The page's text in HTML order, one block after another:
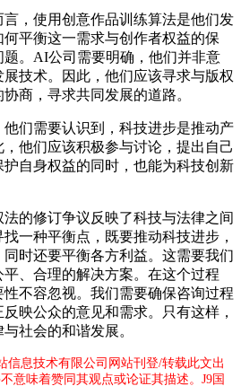
，使用创意作品训练算法是他们发
平衡这一需求与创作者权益的保
。AI公司需要明确，他们并非意
技术。因此，他们应该寻求与版权
商，寻求共同发展的道路。
们需要认识到，科技进步是推动产
他们应该积极参与讨论，提出自己
自身权益的同时，也能为科技创新
修订争议反映了科技与法律之间
一种平衡点，既要推动科技进步，
时还要平衡各方利益。这需要我们
、合理的解决方案。在这个过程
不容忽视。我们需要确保咨询过程
映公众的意见和需求。只有这样，
社会的和谐发展。
信息技术有限公司网站刊登/转载此文出
意味着赞同其观点或论证其描述。J9国